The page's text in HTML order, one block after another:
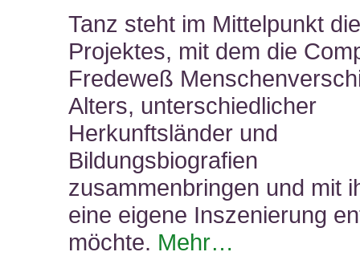
Tanz steht im Mittelpunkt
Projektes, mit dem die
Fredeweß
Alters, unterschiedlicher
Herkunftsländer und
Bildungsbiografien
zusammenbringen und mit
eine eigene Inszenierung
möchte. Mehr…